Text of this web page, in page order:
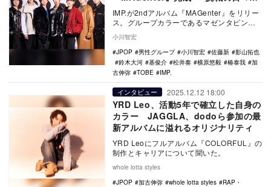
語り合う
IMP.が2ndアルバム『MAGenter』をリリー
ス。グループカラーであるマゼンタピンク
に、さまざまな思いを重ねて名付けられ
た…
小川智宏
JPOP
男性グループ 小川智宏 佐藤新
影山拓也
鈴木大河
基俊介 松井奏 横原悠毅 椿泰我
加
古伸弥
TOBE IMP.
インタビュー 2025.12.12 18:00
YRD Leo、活動5年で確立した自身の
カラー JAGGLA、dodoら参加の最
新アルバムに溢れるオリジナリティ
YRD Leoにフルアルバム『COLORFUL』の
制作とキャリアについて聞いた。
whole lotta styles
JPOP
加古伸弥 whole lotta styles
RAP・